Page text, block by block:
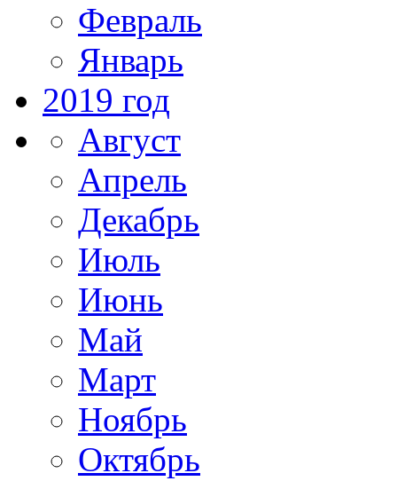
Февраль
Январь
2019 год
Август
Апрель
Декабрь
Июль
Июнь
Май
Март
Ноябрь
Октябрь